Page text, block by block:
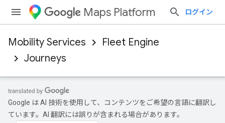
Maps Platform ログイン
Mobility Services
Fleet Engine
Journeys
Google は AI 技術を使用して、コンテンツをご希望の言語に翻訳し
ています。AI 翻訳には誤りが含まれる場合があります。